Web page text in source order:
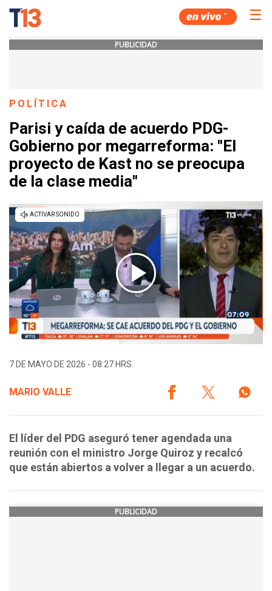
☰
PUBLICIDAD
POLÍTICA
Parisi y caída de acuerdo PDG-
Gobierno por megarreforma: "El
proyecto de Kast no se preocupa
de la clase media"
7 DE MAYO DE 2026 - 08:27 HRS.
MARIO VALLE
El líder del PDG aseguró tener agendada una
reunión con el ministro Jorge Quiroz y recalcó
que están abiertos a volver a llegar a un acuerdo.
PUBLICIDAD